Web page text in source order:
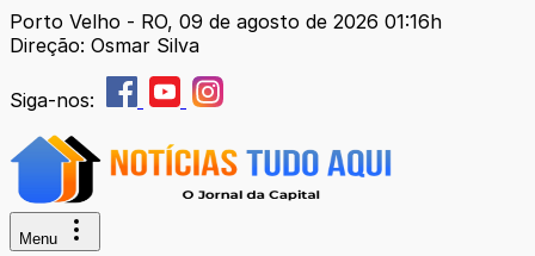
Porto Velho - RO, 09 de agosto de 2026 01:16h
Direção: Osmar Silva
Siga-nos:
Menu